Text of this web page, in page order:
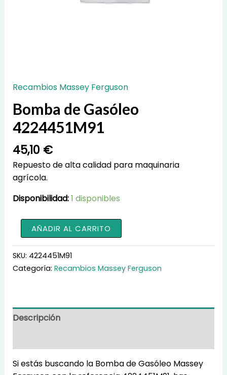
Recambios Massey Ferguson
Bomba de Gasóleo
4224451M91
45,10 €
Repuesto de alta calidad para maquinaria
agrícola.
Disponibilidad:1 disponibles
Bomba
de
Gasóleo
4224451M91
cantidad
AÑADIR AL CARRITO
SKU: 4224451M91
Categoría: Recambios Massey Ferguson
Descripción
Si estás buscando la Bomba de Gasóleo Massey